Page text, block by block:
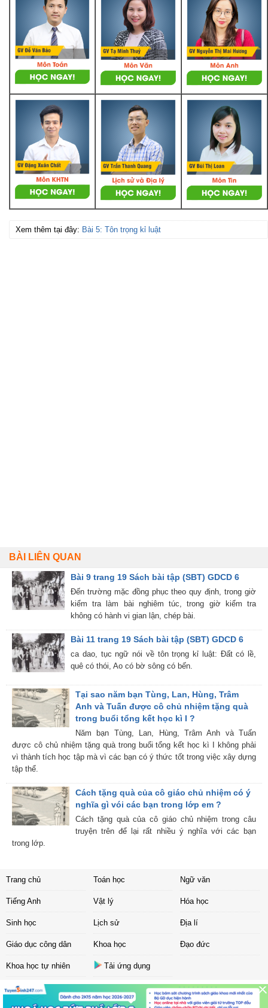
Xem thêm tại đây: Bài 5: Tôn trọng kỉ luật
BÀI LIÊN QUAN
Bài 9 trang 19 Sách bài tập (SBT) GDCD 6
Đến trường mặc đồng phục theo quy định, trong giờ
kiểm tra làm bài nghiêm túc, trong giờ kiểm tra
không có hành vi gian lận, chép bài.
Bài 11 trang 19 Sách bài tập (SBT) GDCD 6
ca dao, tục ngữ nói về tôn trọng kỉ luật: Đất có lề,
quê có thói, Ao có bờ sông có bến.
Tại sao năm bạn Tùng, Lan, Hùng, Trâm
Anh và Tuấn được cô chủ nhiệm tặng quà
trong buổi tổng kết học kì I ?
Năm bạn Tùng, Lan, Hùng, Trâm Anh và Tuấn
được cô chủ nhiệm tặng quà trong buổi tổng kết học kì I không phải
vì thành tích học tập mà vì các bạn có ý thức tốt trong việc xây dựng
tập thể.
Cách tặng quà của cô giáo chủ nhiệm có ý
nghĩa gì vói các bạn trong lớp em ?
Cách tặng quà của cô giáo chủ nhiệm trong câu
truyện trên để lại rất nhiều ý nghĩa với các bạn
trong lớp.
Trang chủ Toán học Ngữ văn
Tiếng Anh Vật lý Hóa học
Sinh học Lịch sử Địa lí
Giáo dục công dân Khoa học Đạo đức
Khoa học tự nhiên Tải ứng dụng
Liên hệ|Chính sách
Copyright ©2017 Sachbaitap.com